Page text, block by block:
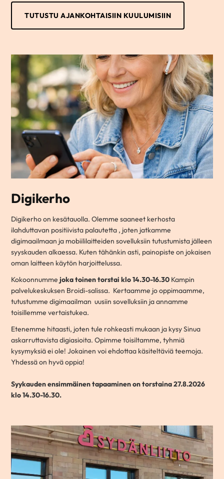
TUTUSTU AJANKOHTAISIIN KUULUMISIIN
Digikerho
Digikerho on kesätauolla. Olemme saaneet kerhosta
ilahduttavan positiivista palautetta , joten jatkamme
digimaailmaan ja mobiililaitteiden sovelluksiin tutustumista jälleen
syyskauden alkaessa. Kuten tähänkin asti, painopiste on jokaisen
oman laitteen käytön harjoittelussa.
Kokoonnumme jokatoinen torstai klo 14.30-16.30 Kampin
palvelukeskuksen Broidi-salissa. Kertaamme jo oppimaamme,
tutustumme digimaailman uusiin sovelluksiin ja annamme
toisillemme vertaistukea.
Etenemme hitaasti, joten tule rohkeasti mukaan ja kysy Sinua
askarruttavista digiasioita. Opimme toisiltamme, tyhmiä
kysymyksiä ei ole! Jokainen voi ehdottaa käsiteltäviä teemoja.
Yhdessä on hyvä oppia!
Syykauden ensimmäinen tapaaminen on torstaina 27.8.2026
klo 14.30-16.30.